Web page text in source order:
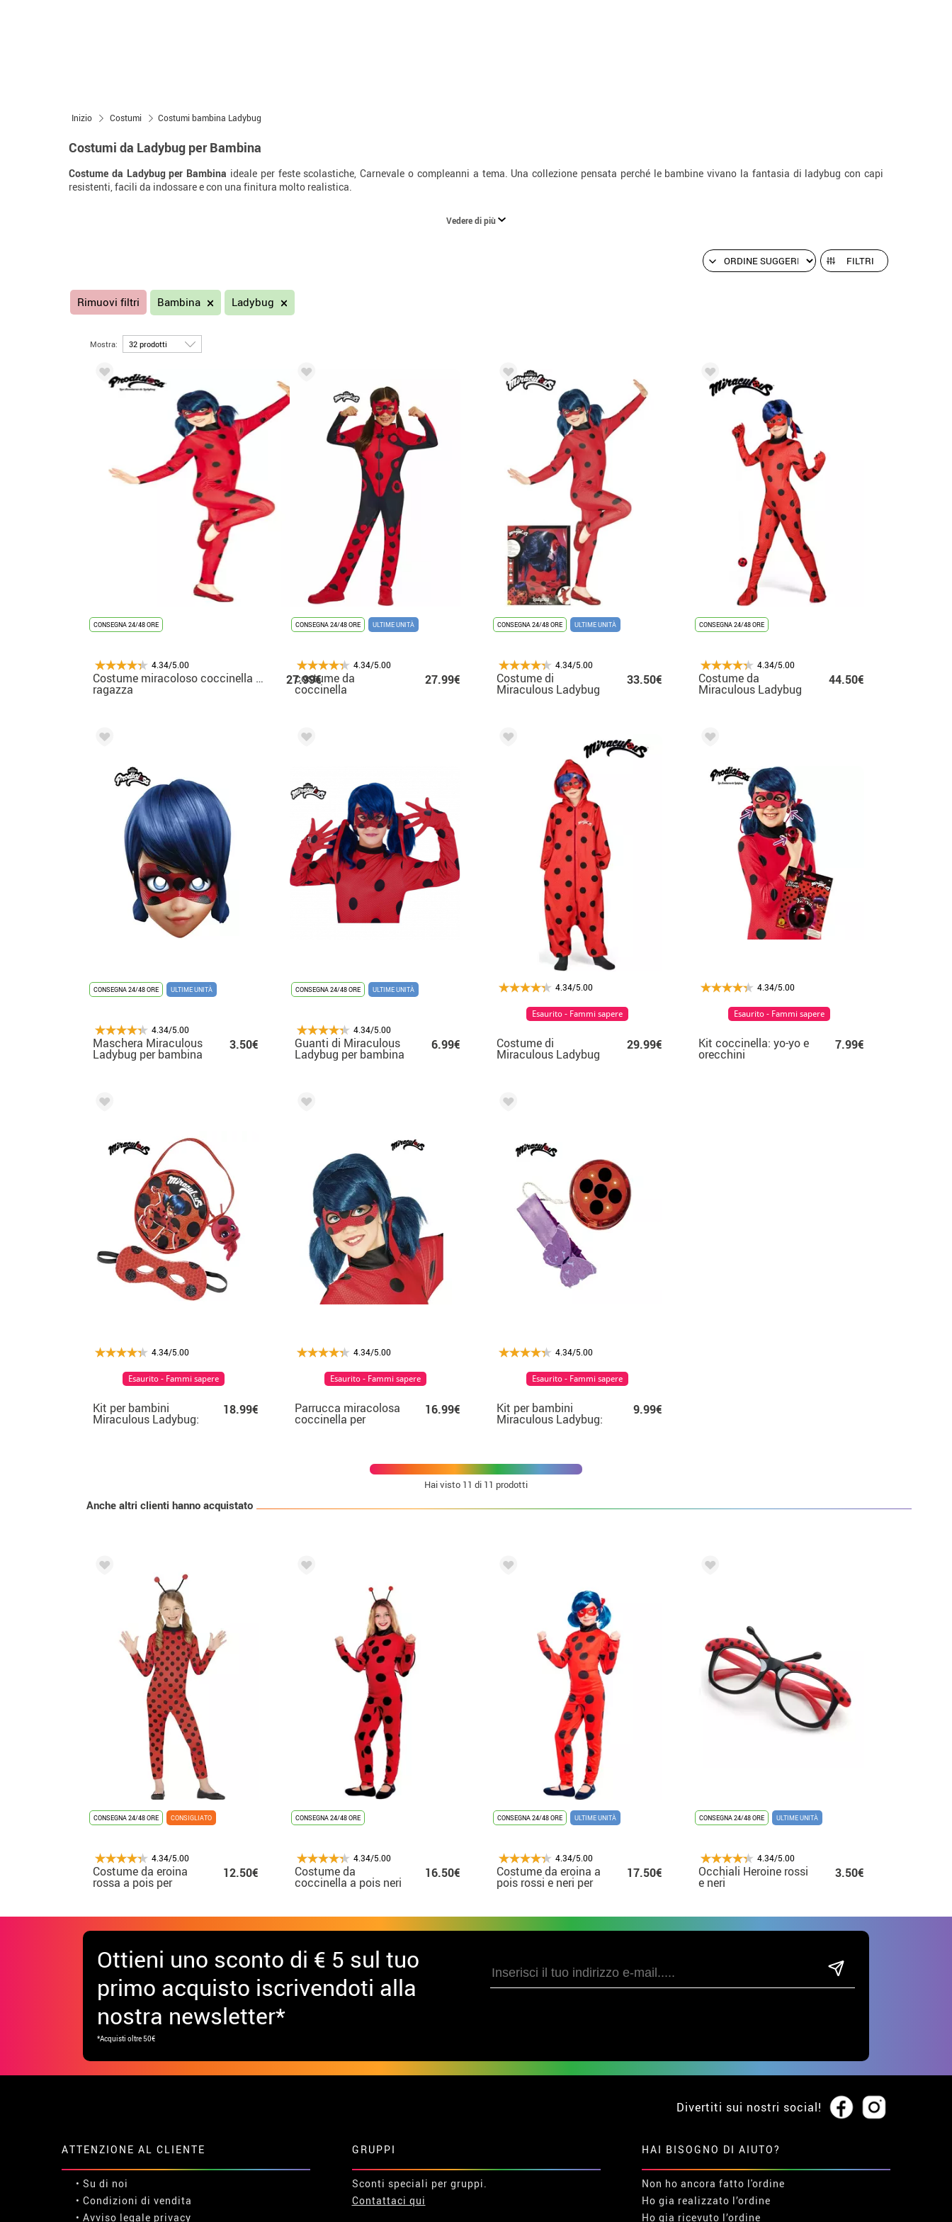
Inizio Costumi Costumi bambina Ladybug
Costumi da Ladybug per Bambina
Costume da Ladybug per Bambina ideale per feste scolastiche, Carnevale o compleanni a tema. Una collezione pensata perché le bambine vivano la fantasia di ladybug con capi
resistenti, facili da indossare e con una finitura molto realistica.
Vedere di più
FILTRI
Rimuovi filtri Bambina Ladybug
Mostra:
CONSEGNA 24/48 ORE
4.34/5.00
Costume miracoloso coccinella classico per
ragazza
27.99€
CONSEGNA 24/48 ORE ULTIME UNITÀ
4.34/5.00
costume da
coccinella
27.99€
CONSEGNA 24/48 ORE ULTIME UNITÀ
4.34/5.00
Costume di
Miraculous Ladybug
33.50€
CONSEGNA 24/48 ORE
4.34/5.00
Costume da
Miraculous Ladybug
con parrucca per
44.50€
CONSEGNA 24/48 ORE ULTIME UNITÀ
4.34/5.00
Maschera Miraculous
Ladybug per bambina
3.50€
CONSEGNA 24/48 ORE ULTIME UNITÀ
4.34/5.00
Guanti di Miraculous
Ladybug per bambina
6.99€
4.34/5.00
Costume di
Miraculous Ladybug
29.99€
Esaurito - Fammi sapere
4.34/5.00
Kit coccinella: yo-yo e
orecchini
7.99€
Esaurito - Fammi sapere
4.34/5.00
Kit per bambini
Miraculous Ladybug:
Borsa e maschera
18.99€
Esaurito - Fammi sapere
4.34/5.00
Parrucca miracolosa
coccinella per
16.99€
Esaurito - Fammi sapere
4.34/5.00
Kit per bambini
Miraculous Ladybug:
Yo-Yo con luce e
9.99€
Esaurito - Fammi sapere
Hai visto 11 di 11 prodotti
Anche altri clienti hanno acquistato
CONSEGNA 24/48 ORE CONSIGLIATO
4.34/5.00
Costume da eroina
rossa a pois per
bambina
12.50€
CONSEGNA 24/48 ORE
4.34/5.00
Costume da
coccinella a pois neri
16.50€
CONSEGNA 24/48 ORE ULTIME UNITÀ
4.34/5.00
Costume da eroina a
pois rossi e neri per
bambina
17.50€
CONSEGNA 24/48 ORE ULTIME UNITÀ
4.34/5.00
Occhiali Heroine rossi
e neri
3.50€
Ottieni uno sconto di € 5 sul tuo
primo acquisto iscrivendoti alla
nostra newsletter*
*Acquisti oltre 50€
Divertiti sui nostri social!
ATTENZIONE AL CLIENTE
• Su di noi
• Condizioni di vendita
• Avviso legale privacy
GRUPPI
Sconti speciali per gruppi.
Contattaci qui
HAI BISOGNO DI AIUTO?
Non ho ancora fatto l'ordine
Ho gia realizzato l’ordine
Ho gia ricevuto l’ordine